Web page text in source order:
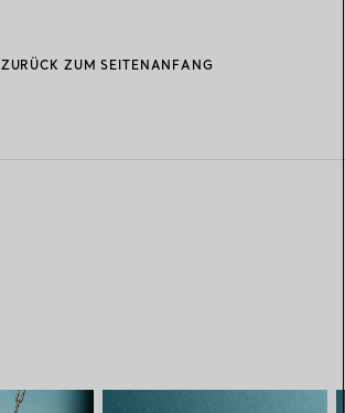
ZURÜCK ZUM SEITENANFANG